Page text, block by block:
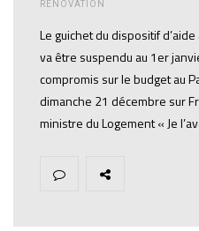
RÉNOVATION
Le guichet du dispositif
va être suspendu au 1er
compromis sur le budget au
dimanche 21 décembre sur
ministre du Logement « Je